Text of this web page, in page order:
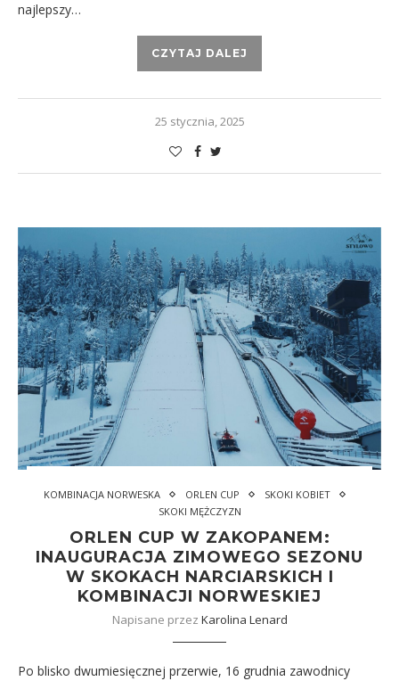
najlepszy…
CZYTAJ DALEJ
25 stycznia, 2025
KOMBINACJA NORWESKA ORLEN CUP
SKOKI KOBIET
SKOKI MĘŻCZYZN
ORLEN CUP W ZAKOPANEM:
INAUGURACJA ZIMOWEGO SEZONU
W SKOKACH NARCIARSKICH I
KOMBINACJI NORWESKIEJ
Napisane przez Karolina Lenard
Po blisko dwumiesięcznej przerwie, 16 grudnia zawodnicy